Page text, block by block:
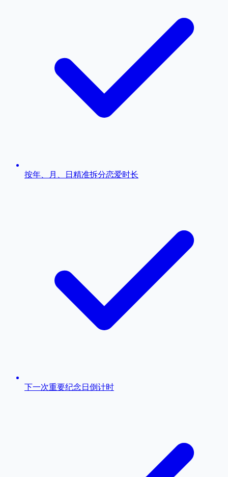
按年、月、日精准拆分恋爱时长
下一次重要纪念日倒计时